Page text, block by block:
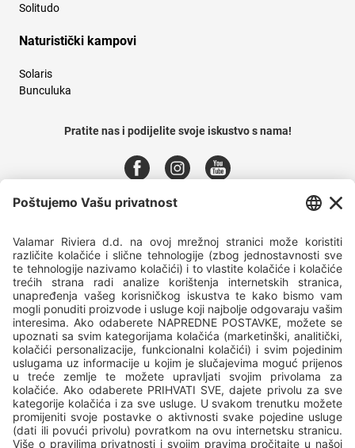
Solitudo
Naturistički kampovi
Solaris
Bunculuka
Pratite nas i podijelite svoje iskustvo s nama!